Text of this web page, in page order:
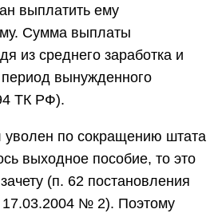
выплатить ему
Сумма выплаты
из среднего заработка и
период вынужденного
ТК РФ).
уволен по сокращению штата
выходное пособие, то это
(п. 62 постановления
№ 2). Поэтому